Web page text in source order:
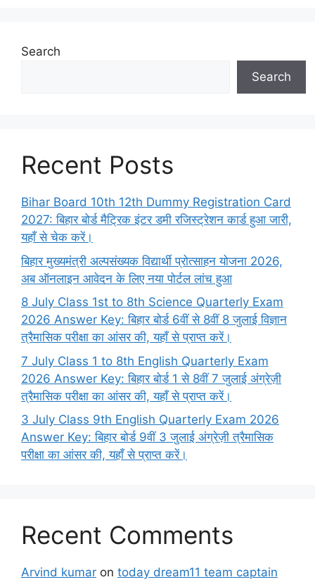
Search
Search
Recent Posts
Bihar Board 10th 12th Dummy Registration Card
2027: बिहार बोर्ड मैट्रिक इंटर डमी रजिस्ट्रेशन कार्ड हुआ जारी,
यहाँ से चेक करें।
बिहार मुख्यमंत्री अल्पसंख्यक विद्यार्थी प्रोत्साहन योजना 2026,
अब ऑनलाइन आवेदन के लिए नया पोर्टल लांच हुआ
8 July Class 1st to 8th Science Quarterly Exam
2026 Answer Key: बिहार बोर्ड 6वीं से 8वीं 8 जुलाई विज्ञान
त्रैमासिक परीक्षा का आंसर की, यहाँ से प्राप्त करें।
7 July Class 1 to 8th English Quarterly Exam
2026 Answer Key: बिहार बोर्ड 1 से 8वीं 7 जुलाई अंग्रेज़ी
त्रैमासिक परीक्षा का आंसर की, यहाँ से प्राप्त करें।
3 July Class 9th English Quarterly Exam 2026
Answer Key: बिहार बोर्ड 9वीं 3 जुलाई अंग्रेज़ी त्रैमासिक
परीक्षा का आंसर की, यहाँ से प्राप्त करें।
Recent Comments
Arvind kumar on today dream11 team captain